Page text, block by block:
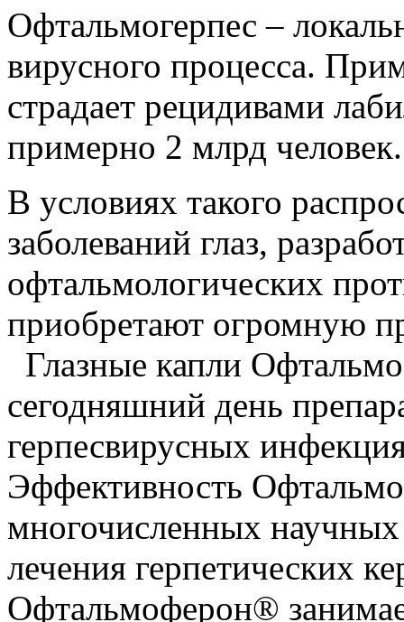
Офтальмогерпес –
вирусного процесса.
страдает рецидивами
примерно 2 млрд
В условиях такого
заболеваний глаз,
офтальмологических
приобретают огромную
Глазные капли
сегодняшний день
герпесвирусных
Эффективность
многочисленных
лечения герпетических
Офтальмоферон®